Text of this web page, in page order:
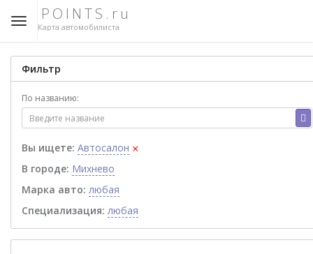
POINTS.ru
Карта автомобилиста
Фильтр
По названию:
Вы ищете: Автосалон ×
В городе: Михнево
Марка авто: любая
Специализация: любая